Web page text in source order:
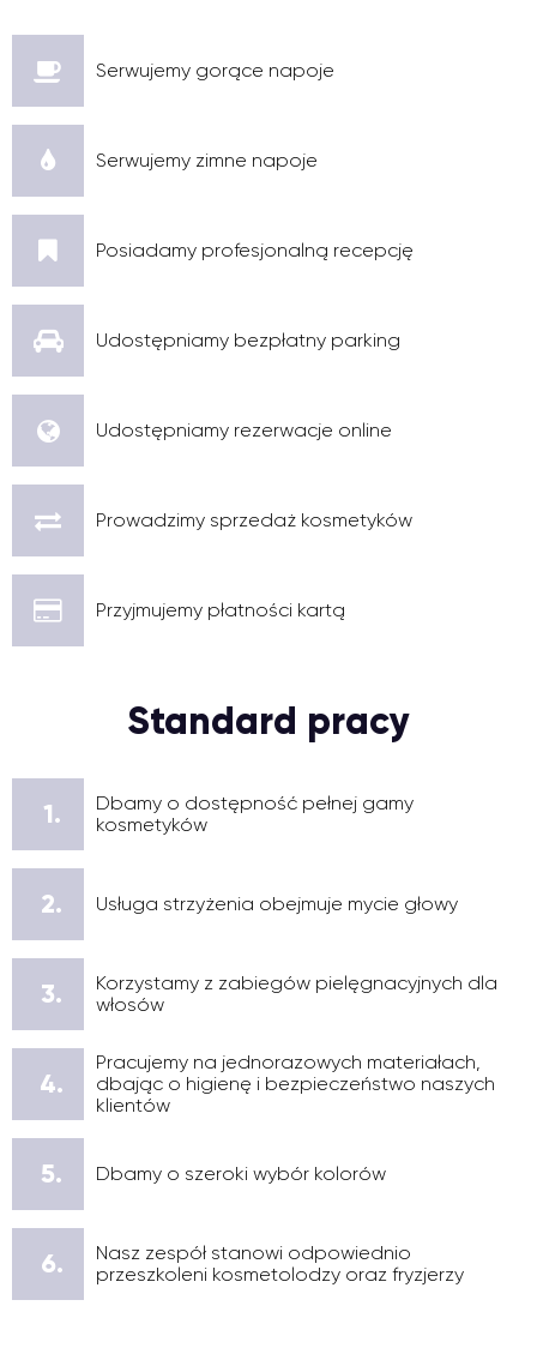
Serwujemy gorące napoje
Serwujemy zimne napoje
Posiadamy profesjonalną recepcję
Udostępniamy bezpłatny parking
Udostępniamy rezerwacje online
Prowadzimy sprzedaż kosmetyków
Przyjmujemy płatności kartą
Standard pracy
1.
Dbamy o dostępność pełnej gamy
kosmetyków
2. Usługa strzyżenia obejmuje mycie głowy
3.
Korzystamy z zabiegów pielęgnacyjnych dla
włosów
4.
Pracujemy na jednorazowych materiałach,
dbając o higienę i bezpieczeństwo naszych
klientów
5. Dbamy o szeroki wybór kolorów
6.
Nasz zespół stanowi odpowiednio
przeszkoleni kosmetolodzy oraz fryzjerzy